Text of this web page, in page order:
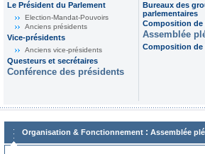
Le Président du Parlement
Election-Mandat-Pouvoirs
Anciens présidents
Vice-présidents
Anciens vice-présidents
Questeurs et secrétaires
Conférence des présidents
Bureaux des
parlementaires
Composition de
Assemblée
Composition de
Organisation & Fonctionnement : Assemblée